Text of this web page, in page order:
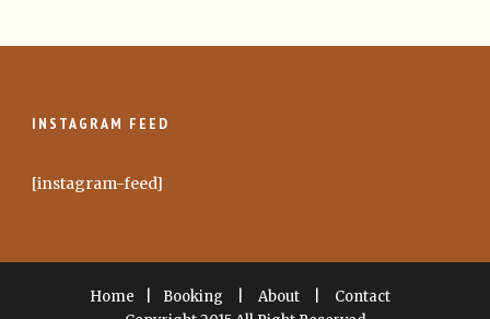
INSTAGRAM FEED
[instagram-feed]
Home Booking About
Contact